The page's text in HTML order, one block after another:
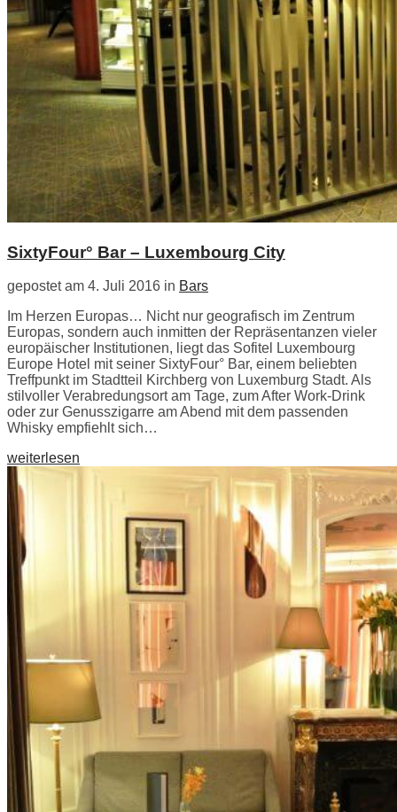
SixtyFour° Bar – Luxembourg City
gepostet am 4. Juli 2016 in Bars
Im Herzen Europas… Nicht nur geografisch im Zentrum
Europas, sondern auch inmitten der Repräsentanzen vieler
europäischer Institutionen, liegt das Sofitel Luxembourg
Europe Hotel mit seiner SixtyFour° Bar, einem beliebten
Treffpunkt im Stadtteil Kirchberg von Luxemburg Stadt. Als
stilvoller Verabredungsort am Tage, zum After Work-Drink
oder zur Genusszigarre am Abend mit dem passenden
Whisky empfiehlt sich…
weiterlesen